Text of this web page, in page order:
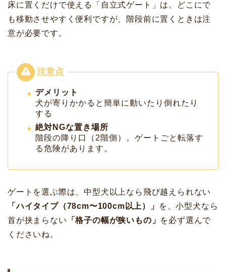
床に置くだけで使える「自立式ゲート」は、どこにで
も移動させやすく便利ですが、階段前に置くときは注
意が必要です。
デメリット
犬が寄りかかると簡単に動いたり倒れたり
する
絶対NGな置き場所
階段の降り口（2階側）。ゲートごと転落す
る危険があります。
ゲートを選ぶ際は、中型犬以上なら飛び越えられない
「ハイタイプ（78cm〜100cm以上）」
を、小型犬なら
首が挟まらない 「格子の幅が狭いもの」 を必ず選んで
くださいね。